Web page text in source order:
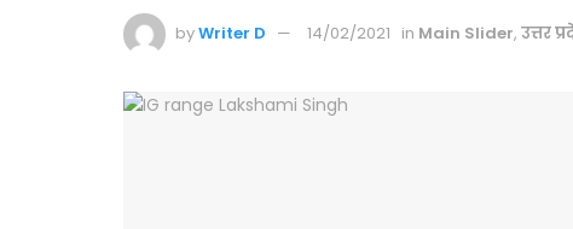
byWriter D 14/02/2021 in Main Slider, उत्तर